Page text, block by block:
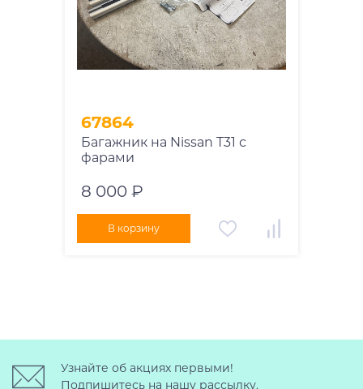
67864
Багажник на Nissan T31 с
фарами
8 000 ₽
В корзину
Узнайте об акциях первыми!
Подпишитесь на нашу рассылку.